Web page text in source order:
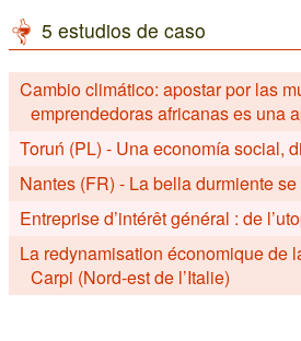
5 estudios de caso
Cambio climático: apostar por las
emprendedoras africanas es una
Toruń (PL) - Una economía social,
Nantes (FR) - La bella durmiente
Entreprise d’intérêt général : de
La redynamisation économique de
Carpi (Nord-est de l’Italie)